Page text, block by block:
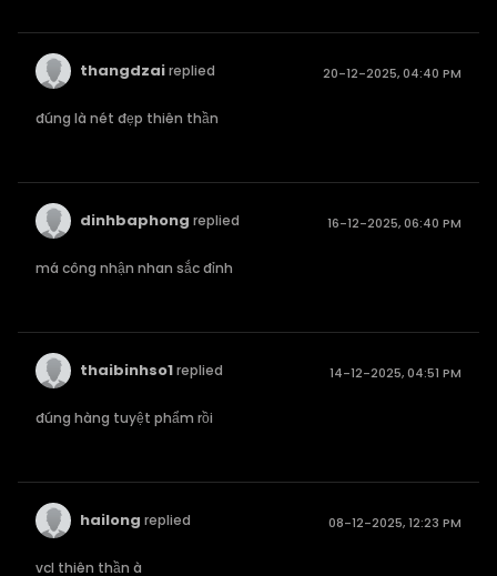
thangdzaireplied 20-12-2025, 04:40 PM
đúng là nét đẹp thiên thần
dinhbaphong replied 16-12-2025, 06:40 PM
má công nhận nhan sắc đỉnh
thaibinhso1replied 14-12-2025, 04:51 PM
đúng hàng tuyệt phẩm rồi
hailong replied 08-12-2025, 12:23 PM
vcl thiên thần à